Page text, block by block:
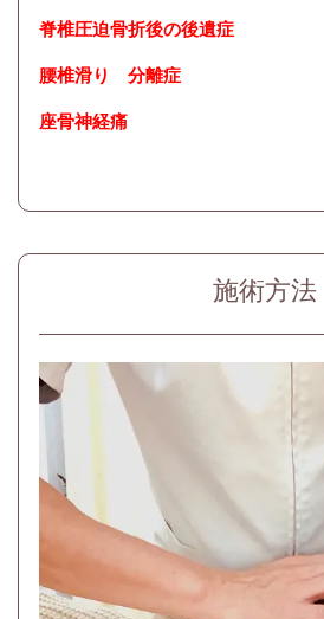
脊椎圧迫骨折後の後遺症
腰椎滑り 分離症
座骨神経痛
施術方法